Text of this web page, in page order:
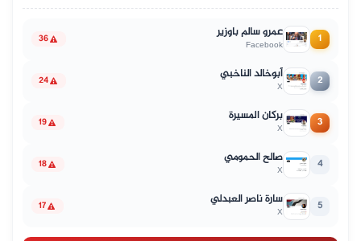
1 عمرو سالم باوزير
Facebook
36
2 أبوخالد الناخبي
X
24
3 بركان المسيرة
X
19
4 صالح الحمومي
X
18
5 سارة ناصر العبدلي
X
17